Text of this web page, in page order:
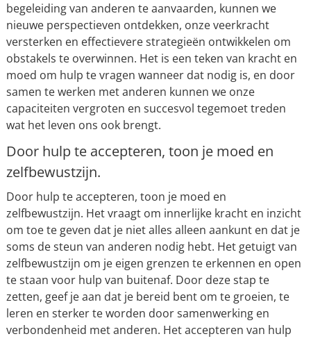
begeleiding van anderen te aanvaarden, kunnen we
nieuwe perspectieven ontdekken, onze veerkracht
versterken en effectievere strategieën ontwikkelen om
obstakels te overwinnen. Het is een teken van kracht en
moed om hulp te vragen wanneer dat nodig is, en door
samen te werken met anderen kunnen we onze
capaciteiten vergroten en succesvol tegemoet treden
wat het leven ons ook brengt.
Door hulp te accepteren, toon je moed en
zelfbewustzijn.
Door hulp te accepteren, toon je moed en
zelfbewustzijn. Het vraagt om innerlijke kracht en inzicht
om toe te geven dat je niet alles alleen aankunt en dat je
soms de steun van anderen nodig hebt. Het getuigt van
zelfbewustzijn om je eigen grenzen te erkennen en open
te staan voor hulp van buitenaf. Door deze stap te
zetten, geef je aan dat je bereid bent om te groeien, te
leren en sterker te worden door samenwerking en
verbondenheid met anderen. Het accepteren van hulp